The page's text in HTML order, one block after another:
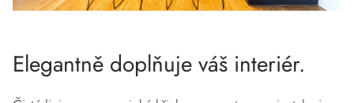
Elegantně doplňuje váš interiér.